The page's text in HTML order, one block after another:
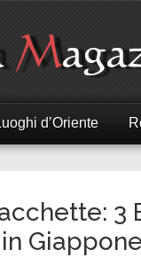
d’Oriente
3
Giappone